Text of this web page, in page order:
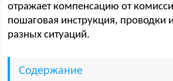
отражает компенсацию от
пошаговая инструкция, проводки
разных ситуаций.
Содержание